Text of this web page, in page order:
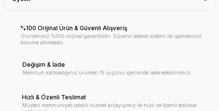
%100 Orijinal Ürün & Güvenli Alışveriş
Ürünlerimiz %100 orijinal garantilidir. Güvenli ödeme sistemi ile işlemleriniz
koruma altındadır.
Değişim & İade
Memnun kalmadığınız ürünleri 15 iş günü içerisinde iade edebilirsiniz.
Hızlı & Özenli Teslimat
Müşteri memnuniyeti odaklı hizmet anlayışımız ile hızlı ve özenli teslimat